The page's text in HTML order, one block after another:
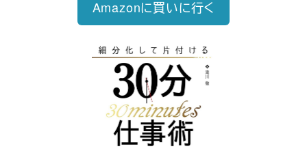
Amazonに買いに行く